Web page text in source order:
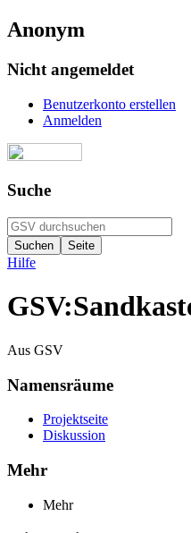
Anonym
Nicht angemeldet
Benutzerkonto erstellen
Anmelden
Suche
Hilfe
Aus GSV
Namensräume
Projektseite
Diskussion
Mehr
Mehr